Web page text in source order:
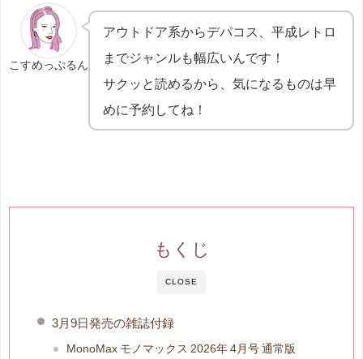
こすめっぷるん
アウトドア系からデパコス、平成レトロ
までジャンルも幅広いんです！
サクッと読めるから、気になるものは早
めに予約してね！
CLOSE
もくじ
3月9日発売の雑誌付録
MonoMax モノマックス 2026年 4月号 通常版